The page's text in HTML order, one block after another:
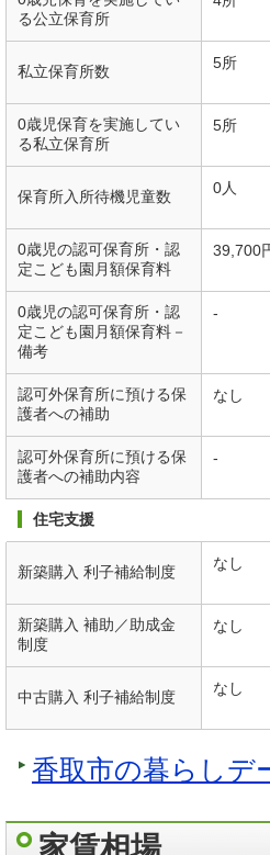
る公立保育所
私立保育所数 5所
0歳児保育を実施してい
る私立保育所
5所
保育所入所待機児童数 0人
0歳児の認可保育所・認
定こども園月額保育料
39,700
0歳児の認可保育所・認
定こども園月額保育料－
備考
-
認可外保育所に預ける保
護者への補助
なし
認可外保育所に預ける保
護者への補助内容
-
住宅支援
新築購入 利子補給制度 なし
新築購入 補助／助成金
制度
なし
中古購入 利子補給制度 なし
香取市の暮らしデ
家賃相場